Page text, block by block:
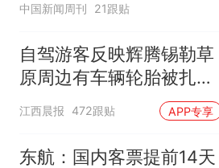
中国新闻周刊 21跟贴
自驾游客反映辉腾锡勒草
原周边有车辆轮胎被扎，
修理店铺换胎价格高达千
元，官方发布情况通报
江西晨报 472跟贴 APP专享
东航：国内客票提前14天